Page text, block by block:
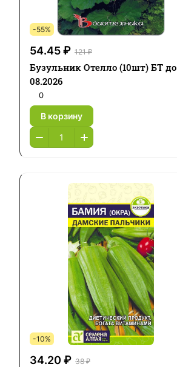
-55%
54.45 ₽ 121 ₽
Бузульник Отелло (10шт) БТ до
08.2026
0
В корзину
-10%
34.20 ₽ 38 ₽